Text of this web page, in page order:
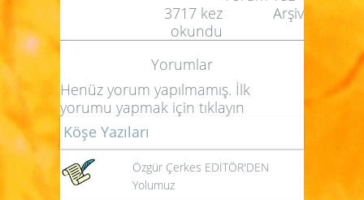
Arşiv
3717 kez
okundu
Yorumlar
Henüz yorum yapılmamış. İlk
yorumu yapmak için tıklayın
Köşe Yazıları
Özgür Çerkes EDİTÖR'DEN
Yolumuz